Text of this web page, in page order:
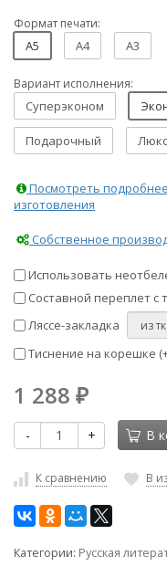
Формат печати:
A5 A4 A3
Вариант исполнения:
Суперэконом
Подарочный Люкс
Посмотреть
изготовления
Собственное
Использовать
Составной переплет с
Ляссе-закладка
Тиснение на корешке
1 288 ₽
- + В
К сравнению В
Категории: Русская